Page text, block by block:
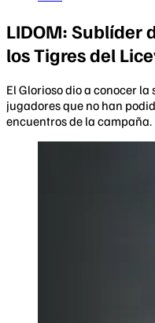
LIDOM: Sublíder
los Tigres del
El Glorioso dio a conocer
jugadores que no han
encuentros de la campaña.